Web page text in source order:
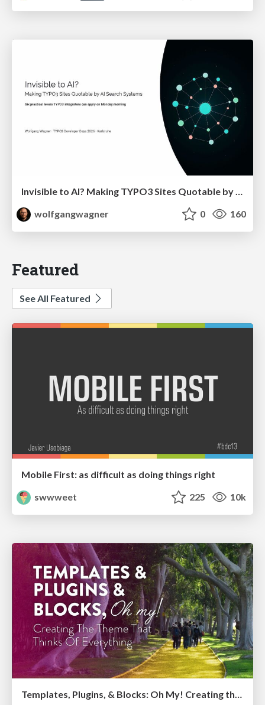
wolfgangwagner
0 160
Featured
See All Featured
Mobile First: as difficult as doing things right
swwweet
225 10k
Templates, Plugins, & Blocks: Oh My! Creating the theme that thinks of everything